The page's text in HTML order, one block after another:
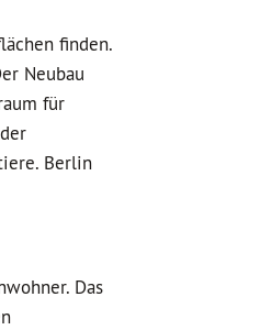
finden.
Neubau
für
Berlin
Das